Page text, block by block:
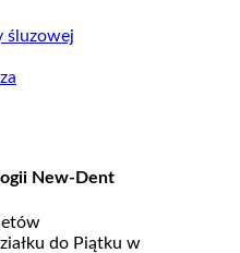
śluzowej
New-Dent
do Piątku w